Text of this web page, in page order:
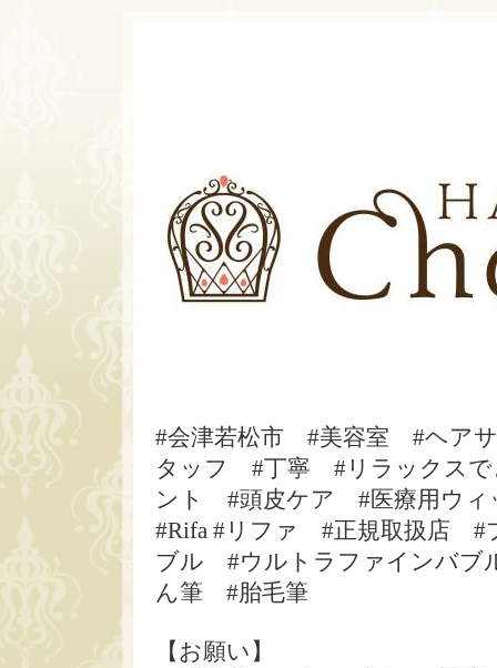
#会津若松市 #美容室 #ヘア
タッフ #丁寧 #リラックス
ント #頭皮ケア #医療用ウ
#Rifa #リファ #正規取扱店
ブル #ウルトラファインバ
ん筆 #胎毛筆
【お願い】